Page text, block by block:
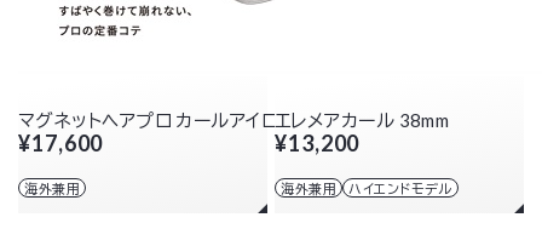
マグネットヘアプロ カールアイロン 38mm
¥17,600
海外兼用
エレメアカール 38mm
¥13,200
海外兼用 ハイエンドモデル